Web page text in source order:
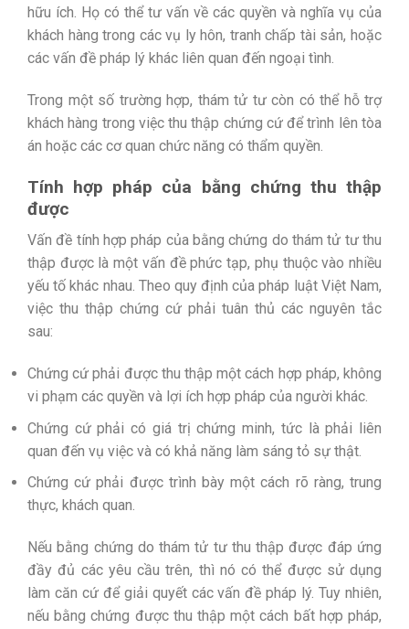
hữu ích. Họ có thể tư vấn về các quyền và nghĩa vụ của
khách hàng trong các vụ ly hôn, tranh chấp tài sản, hoặc
các vấn đề pháp lý khác liên quan đến ngoại tình.
Trong một số trường hợp, thám tử tư còn có thể hỗ trợ
khách hàng trong việc thu thập chứng cứ để trình lên tòa
án hoặc các cơ quan chức năng có thẩm quyền.
Tính hợp pháp của bằng chứng thu thập
được
Vấn đề tính hợp pháp của bằng chứng do thám tử tư thu
thập được là một vấn đề phức tạp, phụ thuộc vào nhiều
yếu tố khác nhau. Theo quy định của pháp luật Việt Nam,
việc thu thập chứng cứ phải tuân thủ các nguyên tắc
sau:
Chứng cứ phải được thu thập một cách hợp pháp, không
vi phạm các quyền và lợi ích hợp pháp của người khác.
Chứng cứ phải có giá trị chứng minh, tức là phải liên
quan đến vụ việc và có khả năng làm sáng tỏ sự thật.
Chứng cứ phải được trình bày một cách rõ ràng, trung
thực, khách quan.
Nếu bằng chứng do thám tử tư thu thập được đáp ứng
đầy đủ các yêu cầu trên, thì nó có thể được sử dụng
làm căn cứ để giải quyết các vấn đề pháp lý. Tuy nhiên,
nếu bằng chứng được thu thập một cách bất hợp pháp,